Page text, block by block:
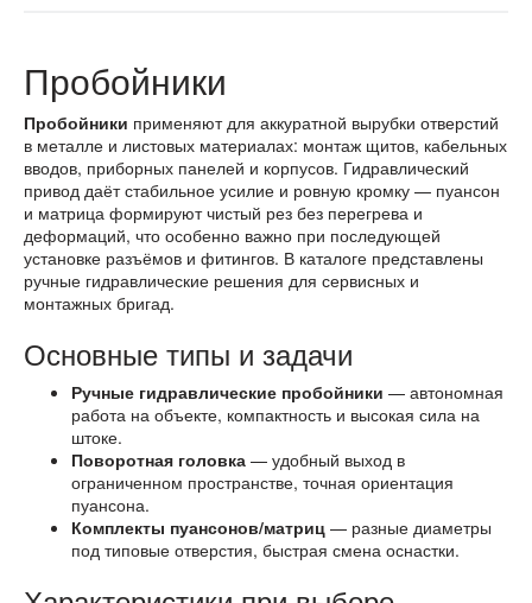
Пробойники
Пробойники применяют для аккуратной вырубки отверстий
в металле и листовых материалах: монтаж щитов, кабельных
вводов, приборных панелей и корпусов. Гидравлический
привод даёт стабильное усилие и ровную кромку — пуансон
и матрица формируют чистый рез без перегрева и
деформаций, что особенно важно при последующей
установке разъёмов и фитингов. В каталоге представлены
ручные гидравлические решения для сервисных и
монтажных бригад.
Основные типы и задачи
Ручные гидравлические пробойники — автономная
работа на объекте, компактность и высокая сила на
штоке.
Поворотная головка — удобный выход в
ограниченном пространстве, точная ориентация
пуансона.
Комплекты пуансонов/матриц — разные диаметры
под типовые отверстия, быстрая смена оснастки.